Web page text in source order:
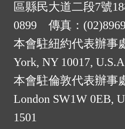
區縣民大道二段7號
0899 傳真：
本會駐紐約代表辦事
York, NY 10017,
本會駐倫敦代表辦事
London SW1W 0EB,
1501